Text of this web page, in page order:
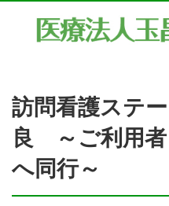
訪問看護ステ
良 ～ご利用者
へ同行～